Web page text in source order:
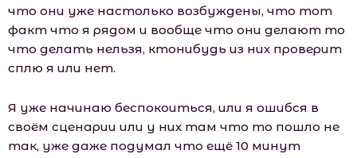
что они уже настолько возбуждены, что тот
факт что я рядом и вообще что они делают то
что делать нельзя, ктонибудь из них проверит
сплю я или нет.
Я уже начинаю беспокоиться, или я ошибся в
своём сценарии или у них там что то пошло не
так, уже даже подумал что ещё 10 минут